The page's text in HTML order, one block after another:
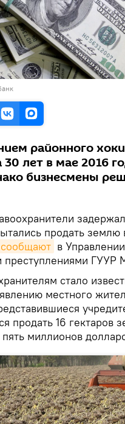
районного
лет в мае 2016
бизнесмены
продать землю
сообщают в
преступлениями ГУУР
стало
местного
продать 16 гектаров
миллионов